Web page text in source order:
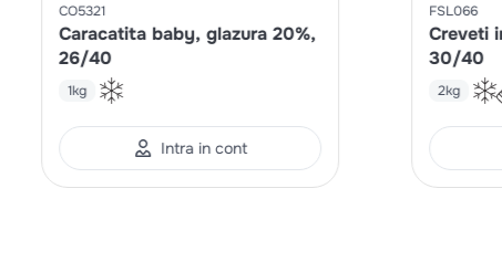
CO5321
Caracatita baby, glazura 20%,
26/40
1kg
Intra in cont
FSL066
Creveti
30/40
2kg